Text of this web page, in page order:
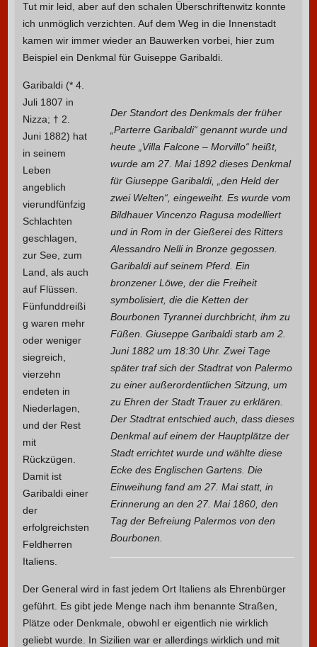
Tut mir leid, aber auf den schalen Überschriftenwitz konnte
ich unmöglich verzichten. Auf dem Weg in die Innenstadt
kamen wir immer wieder an Bauwerken vorbei, hier zum
Beispiel ein Denkmal für Guiseppe Garibaldi.
Der Standort des Denkmals der früher
„Parterre Garibaldi“ genannt wurde und
heute „Villa Falcone – Morvillo“ heißt,
wurde am 27. Mai 1892 dieses Denkmal
für Giuseppe Garibaldi, „den Held der
zwei Welten“, eingeweiht. Es wurde vom
Bildhauer Vincenzo Ragusa modelliert
und in Rom in der Gießerei des Ritters
Alessandro Nelli in Bronze gegossen.
Garibaldi auf seinem Pferd. Ein
bronzener Löwe, der die Freiheit
symbolisiert, die die Ketten der
Bourbonen Tyrannei durchbricht, ihm zu
Füßen. Giuseppe Garibaldi starb am 2.
Juni 1882 um 18:30 Uhr. Zwei Tage
später traf sich der Stadtrat von Palermo
zu einer außerordentlichen Sitzung, um
zu Ehren der Stadt Trauer zu erklären.
Der Stadtrat entschied auch, dass dieses
Denkmal auf einem der Hauptplätze der
Stadt errichtet wurde und wählte diese
Ecke des Englischen Gartens. Die
Einweihung fand am 27. Mai statt, in
Erinnerung an den 27. Mai 1860, den
Tag der Befreiung Palermos von den
Bourbonen.
Garibaldi (* 4.
Juli 1807 in
Nizza; † 2.
Juni 1882) hat
in seinem
Leben
angeblich
vierundfünfzig
Schlachten
geschlagen,
zur See, zum
Land, als auch
auf Flüssen.
Fünfunddreißi
g waren mehr
oder weniger
siegreich,
vierzehn
endeten in
Niederlagen,
und der Rest
mit
Rückzügen.
Damit ist
Garibaldi einer
der
erfolgreichsten
Feldherren
Italiens.
Der General wird in fast jedem Ort Italiens als Ehrenbürger
geführt. Es gibt jede Menge nach ihm benannte Straßen,
Plätze oder Denkmale, obwohl er eigentlich nie wirklich
geliebt wurde. In Sizilien war er allerdings wirklich und mit